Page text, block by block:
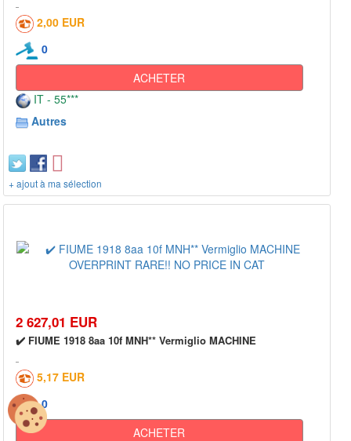
2,00 EUR
0
ACHETER
IT - 55***
Autres
+ ajout à ma sélection
2 627,01 EUR
✔️ FIUME 1918 8aa 10f MNH** Vermiglio MACHINE
5,17 EUR
0
ACHETER